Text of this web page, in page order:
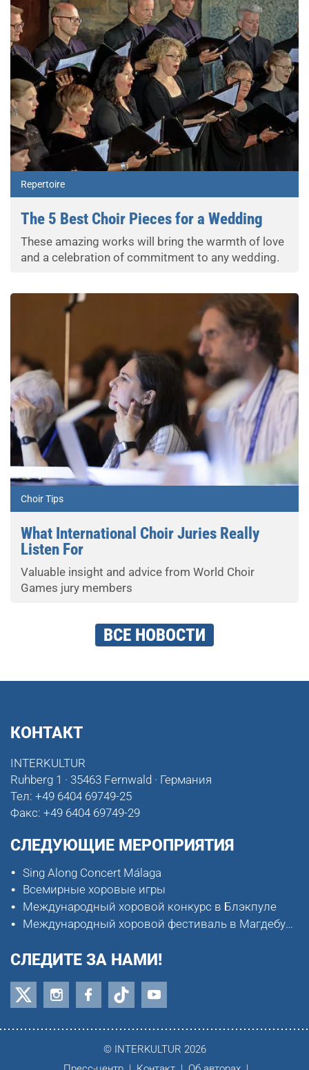
Repertoire
The 5 Best Choir Pieces for a Wedding
These amazing works will bring the warmth of love
and a celebration of commitment to any wedding.
Choir Tips
What International Choir Juries Really
Listen For
Valuable insight and advice from World Choir
Games jury members
ВСЕ НОВОСТИ
КОНТАКТ
INTERKULTUR
Ruhberg 1 · 35463 Fernwald · Германия
Тел: +49 6404 69749-25
Факс: +49 6404 69749-29
СЛЕДУЮЩИЕ МЕРОПРИЯТИЯ
Sing Along Concert Málaga
Всемирные хоровые игры
Международный хоровой конкурс в Блэкпуле
Международный хоровой фестиваль в Магдебурге
СЛЕДИТЕ ЗА НАМИ!
© INTERKULTUR 2026